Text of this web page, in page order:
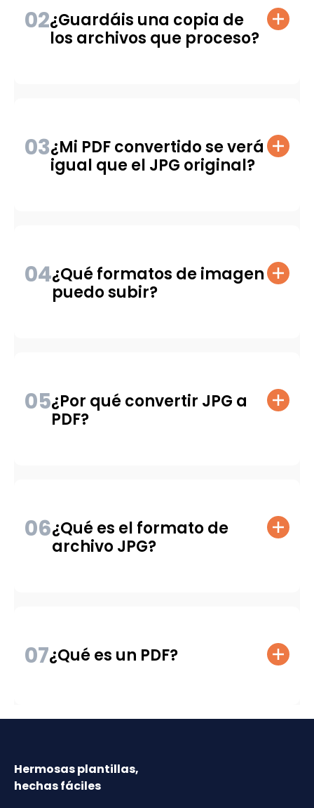
02¿Guardáis una copia de
los archivos que proceso?
03¿Mi PDF convertido se verá
igual que el JPG original?
04¿Qué formatos de imagen
puedo subir?
05¿Por qué convertir JPG a
PDF?
06¿Qué es el formato de
archivo JPG?
07¿Qué es un PDF?
Hermosas plantillas,
hechas fáciles